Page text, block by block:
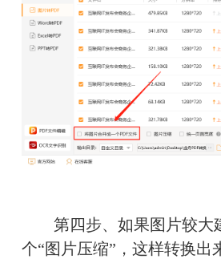
第四步、如果图片较大
个“图片压缩”，这样转换出